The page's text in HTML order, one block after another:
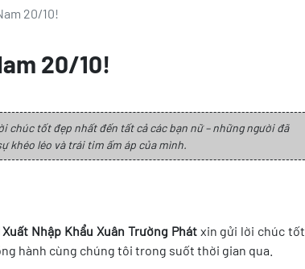
20/10!
20/10!
chúc tốt đẹp nhất đến tất cả các bạn nữ – những người đã
khéo léo và trái tim ấm áp của mình.
Xuất Nhập Khẩu Xuân Trường Phátxin gửi lời chúc tốt
hành cùng chúng tôi trong suốt thời gian qua.